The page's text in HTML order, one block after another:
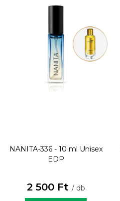
NANITA-336 - 10 ml Unisex
EDP
2 500 Ft / db